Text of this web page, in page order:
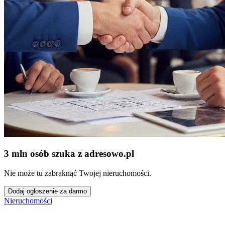
3 mln osób szuka z adresowo.pl
Nie może tu zabraknąć Twojej nieruchomości.
Dodaj ogłoszenie za darmo
Nieruchomości